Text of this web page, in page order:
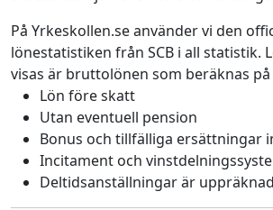
På Yrkeskollen.se använder vi den
lönestatistiken från SCB i all statistik.
visas är bruttolönen som beräknas
Lön före skatt
Utan eventuell pension
Bonus och tillfälliga ersättningar
Incitament och
Deltidsanställningar är